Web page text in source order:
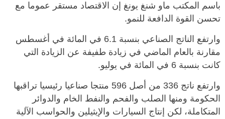
باسم المكتب ماو شنغ يونغ إن الاقتصاد مستقر عموما مع
تحسن القوة الدافعة للنمو.
وارتفع الناتج الصناعي بنسبة 6.1 في المائة في أغسطس
مقارنة بالعام الماضي في زيادة طفيفة عن الزيادة التي
كانت بنسبة 6 في المائة في يوليو.
وارتفع ناتج 336 من أصل 596 منتجا صناعيا رئيسيا تراقبها
الحكومة ومنها الصلب والفحم والنفط الخام والدوائر
المتكاملة، لكن إنتاج السيارات والإيثيلين والحواسب الآلية